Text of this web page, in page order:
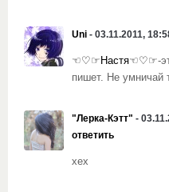
Uni - 03.11.2011,
☜♡☞Настя☜♡☞-
пишет. Не умничай
"Лерка-Кэтт" -
ответить
хех